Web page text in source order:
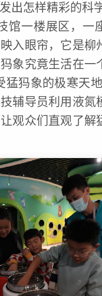
出怎样精彩的科
馆一楼展区，一
入眼帘，它是柳
象究竟生活在一
猛犸象的极寒天
辅导员利用液氮
观众们直观了解